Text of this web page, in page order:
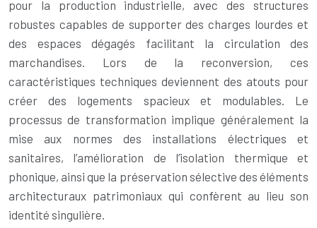
pour la production industrielle, avec des structures
robustes capables de supporter des charges lourdes et
des espaces dégagés facilitant la circulation des
marchandises. Lors de la reconversion, ces
caractéristiques techniques deviennent des atouts pour
créer des logements spacieux et modulables. Le
processus de transformation implique généralement la
mise aux normes des installations électriques et
sanitaires, l’amélioration de l’isolation thermique et
phonique, ainsi que la préservation sélective des éléments
architecturaux patrimoniaux qui confèrent au lieu son
identité singulière.